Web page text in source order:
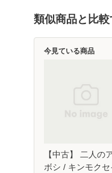
類似商品と比較
【中古】 二人の
ボシ / キンモク
今見ている商品